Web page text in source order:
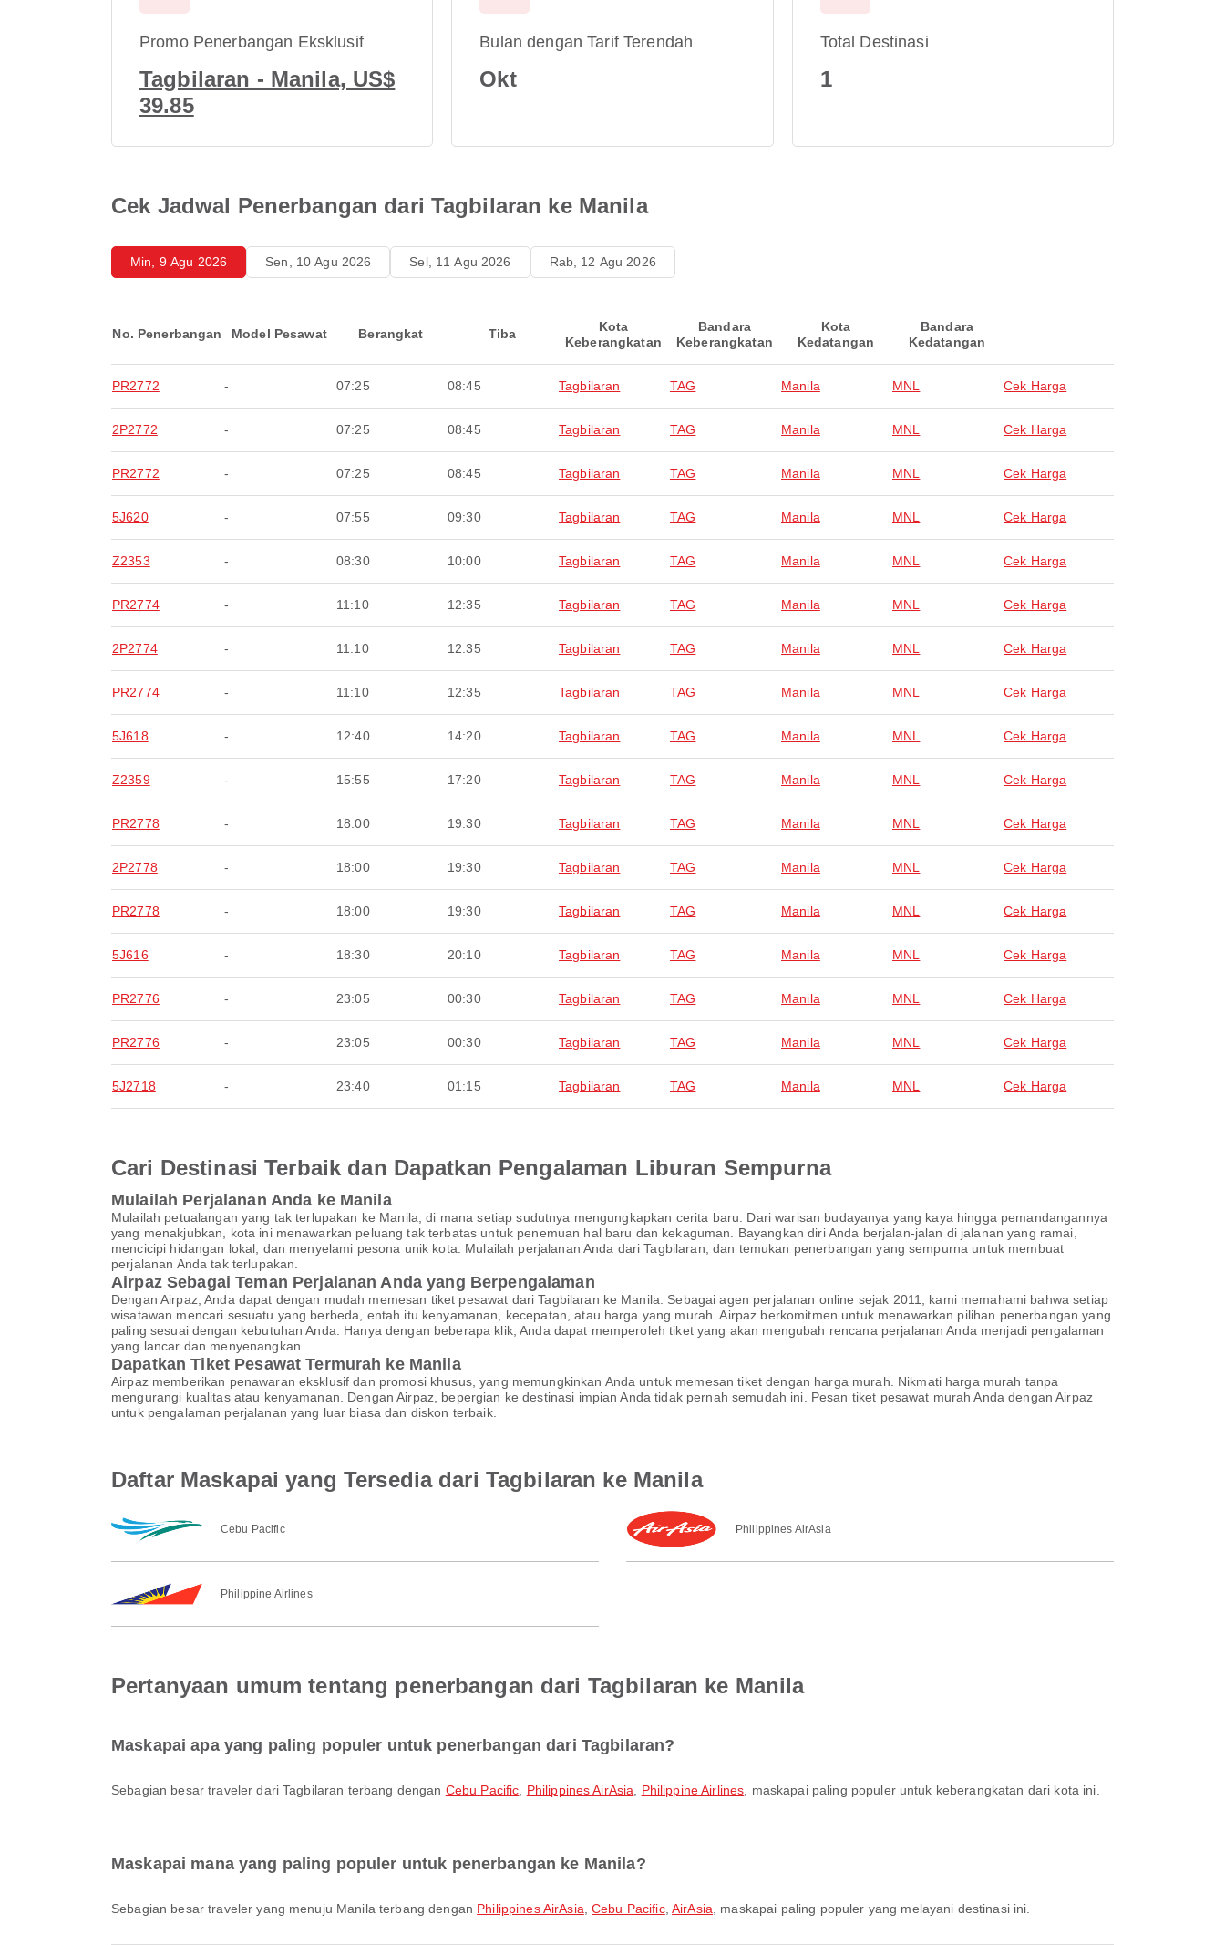
Promo Penerbangan Eksklusif
Tagbilaran - Manila, US$
39.85
Bulan dengan Tarif Terendah
Okt
Total Destinasi
1
Cek Jadwal Penerbangan dari Tagbilaran ke Manila
Min, 9 Agu 2026 Sen, 10 Agu 2026 Sel, 11 Agu 2026 Rab, 12 Agu 2026
No. Penerbangan Model Pesawat Berangkat Tiba
Kota
Keberangkatan
Bandara
Keberangkatan
Kota
Kedatangan
Bandara
Kedatangan
PR2772 - 07:25 08:45 Tagbilaran TAG Manila MNL Cek Harga
2P2772 - 07:25 08:45 Tagbilaran TAG Manila MNL Cek Harga
PR2772 - 07:25 08:45 Tagbilaran TAG Manila MNL Cek Harga
5J620 - 07:55 09:30 Tagbilaran TAG Manila MNL Cek Harga
Z2353 - 08:30 10:00 Tagbilaran TAG Manila MNL Cek Harga
PR2774 - 11:10 12:35 Tagbilaran TAG Manila MNL Cek Harga
2P2774 - 11:10 12:35 Tagbilaran TAG Manila MNL Cek Harga
PR2774 - 11:10 12:35 Tagbilaran TAG Manila MNL Cek Harga
5J618 - 12:40 14:20 Tagbilaran TAG Manila MNL Cek Harga
Z2359 - 15:55 17:20 Tagbilaran TAG Manila MNL Cek Harga
PR2778 - 18:00 19:30 Tagbilaran TAG Manila MNL Cek Harga
2P2778 - 18:00 19:30 Tagbilaran TAG Manila MNL Cek Harga
PR2778 - 18:00 19:30 Tagbilaran TAG Manila MNL Cek Harga
5J616 - 18:30 20:10 Tagbilaran TAG Manila MNL Cek Harga
PR2776 - 23:05 00:30 Tagbilaran TAG Manila MNL Cek Harga
PR2776 - 23:05 00:30 Tagbilaran TAG Manila MNL Cek Harga
5J2718 - 23:40 01:15 Tagbilaran TAG Manila MNL Cek Harga
Cari Destinasi Terbaik dan Dapatkan Pengalaman Liburan Sempurna
Mulailah Perjalanan Anda ke Manila
Mulailah petualangan yang tak terlupakan ke Manila, di mana setiap sudutnya mengungkapkan cerita baru. Dari warisan budayanya yang kaya hingga pemandangannya
yang menakjubkan, kota ini menawarkan peluang tak terbatas untuk penemuan hal baru dan kekaguman. Bayangkan diri Anda berjalan-jalan di jalanan yang ramai,
mencicipi hidangan lokal, dan menyelami pesona unik kota. Mulailah perjalanan Anda dari Tagbilaran, dan temukan penerbangan yang sempurna untuk membuat
perjalanan Anda tak terlupakan.
Airpaz Sebagai Teman Perjalanan Anda yang Berpengalaman
Dengan Airpaz, Anda dapat dengan mudah memesan tiket pesawat dari Tagbilaran ke Manila. Sebagai agen perjalanan online sejak 2011, kami memahami bahwa setiap
wisatawan mencari sesuatu yang berbeda, entah itu kenyamanan, kecepatan, atau harga yang murah. Airpaz berkomitmen untuk menawarkan pilihan penerbangan yang
paling sesuai dengan kebutuhan Anda. Hanya dengan beberapa klik, Anda dapat memperoleh tiket yang akan mengubah rencana perjalanan Anda menjadi pengalaman
yang lancar dan menyenangkan.
Dapatkan Tiket Pesawat Termurah ke Manila
Airpaz memberikan penawaran eksklusif dan promosi khusus, yang memungkinkan Anda untuk memesan tiket dengan harga murah. Nikmati harga murah tanpa
mengurangi kualitas atau kenyamanan. Dengan Airpaz, bepergian ke destinasi impian Anda tidak pernah semudah ini. Pesan tiket pesawat murah Anda dengan Airpaz
untuk pengalaman perjalanan yang luar biasa dan diskon terbaik.
Daftar Maskapai yang Tersedia dari Tagbilaran ke Manila
Cebu Pacific Philippines AirAsia
Philippine Airlines
Pertanyaan umum tentang penerbangan dari Tagbilaran ke Manila
Maskapai apa yang paling populer untuk penerbangan dari Tagbilaran?
Sebagian besar traveler dari Tagbilaran terbang dengan Cebu Pacific Philippines AirAsia Philippine Airlines , maskapai paling populer untuk keberangkatan dari kota ini.
Maskapai mana yang paling populer untuk penerbangan ke Manila?
Sebagian besar traveler yang menuju Manila terbang dengan Philippines AirAsia ,Cebu Pacific,AirAsia , maskapai paling populer yang melayani destinasi ini.